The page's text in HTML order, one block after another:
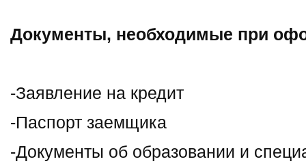
Документы, необходимые при
-Заявление на кредит
-Паспорт заемщика
-Документы об образовании и